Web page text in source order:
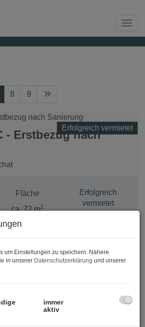
8 9
Erfolgreich vermietet
- Erstbezug nach
Fläche
ca. 72 m2
Erfolgreich
vermietet
Erfolgreich vermietet
- 2 Zimmer WHG
um Einstellungen zu speichern. Nähere
in unserer Datenschutzerklärung und unserer
immer
aktiv